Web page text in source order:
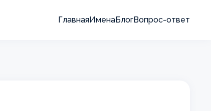
ГлавнаяИменаБлогВопрос-ответ